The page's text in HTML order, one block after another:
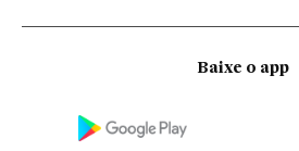
Baixe o app